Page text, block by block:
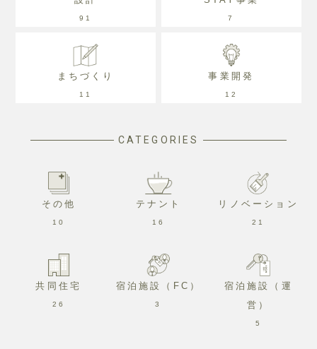
91 7
まちづくり
11
事業開発
12
CATEGORIES
その他
10
テナント
16
リノベーション
21
共同住宅
26
宿泊施設（FC）
3
宿泊施設（運
営）
5